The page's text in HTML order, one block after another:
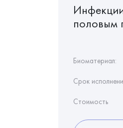
половым
Биоматериал:
Срок
Стоимость